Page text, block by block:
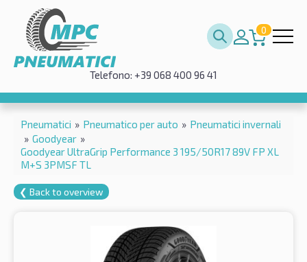
0
Telefono: +39 068 400 96 41
Pneumatici » Pneumatico per auto » Pneumatici invernali
» Goodyear »
Goodyear UltraGrip Performance 3 195/50R17 89V FP XL
M+S 3PMSF TL
❮ Back to overview